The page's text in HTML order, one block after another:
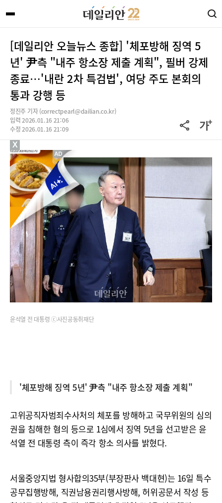
[데일리안 오늘뉴스 종합] '체포방해 징역 5
년' 尹측 "내주 항소장 제출 계획", 필버 강제
종료…'내란 2차 특검법', 여당 주도 본회의
통과 강행 등
정진주 기자 (correctpearl@dailian.co.kr)
입력 2026.01.16 21:06
수정 2026.01.16 21:09
윤석열 전 대통령 ⓒ사진공동취재단
'체포방해 징역 5년' 尹측 "내주 항소장 제출 계획"
고위공직자범죄수사처의 체포를 방해하고 국무위원의 심의
권을 침해한 혐의 등으로 1심에서 징역 5년을 선고받은 윤
석열 전 대통령 측이 즉각 항소 의사를 밝혔다.
서울중앙지법 형사합의35부(부장판사 백대현)는 16일 특수
공무집행방해, 직권남용권리행사방해, 허위공문서 작성 등
X